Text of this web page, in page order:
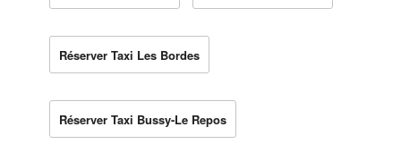
Réserver Taxi Les Bordes
Réserver Taxi Bussy-Le Repos